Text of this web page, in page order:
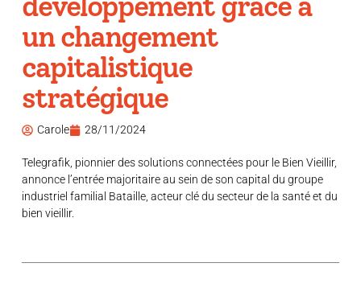
un changement
capitalistique
stratégique
Carole 28/11/2024
Telegrafik, pionnier des solutions connectées pour le Bien Vieillir,
annonce l’entrée majoritaire au sein de son capital du groupe
industriel familial Bataille, acteur clé du secteur de la santé et du
bien vieillir.